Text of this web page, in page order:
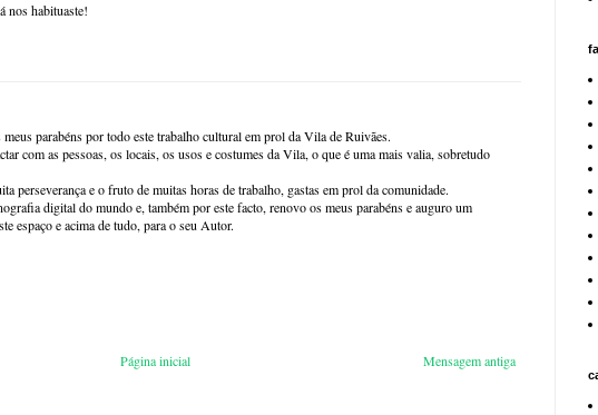
nos habituaste!
parabéns por todo este trabalho cultural em prol da Vila de Ruivães.
com as pessoas, os locais, os usos e costumes da Vila, o que é uma mais valia, sobretudo
perseverança e o fruto de muitas horas de trabalho, gastas em prol da comunidade.
digital do mundo e, também por este facto, renovo os meus parabéns e auguro um
espaço e acima de tudo, para o seu Autor.
Mensagem antiga
Página inicial